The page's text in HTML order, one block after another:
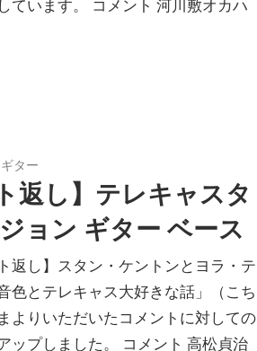
ています。 コメント 河川敷オカハ
ギター
返し】テレキャスタ
ョン ギター ベース
返し】スタン・ケントンとヨラ・テ
色とテレキャス大好きな話」（こち
よりいただいたコメントに対しての
ップしました。 コメント 高松貞治